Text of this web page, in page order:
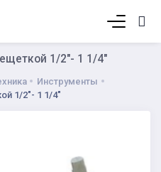
1/2"- 1 1/4"
Инструменты
1/2"- 1 1/4"